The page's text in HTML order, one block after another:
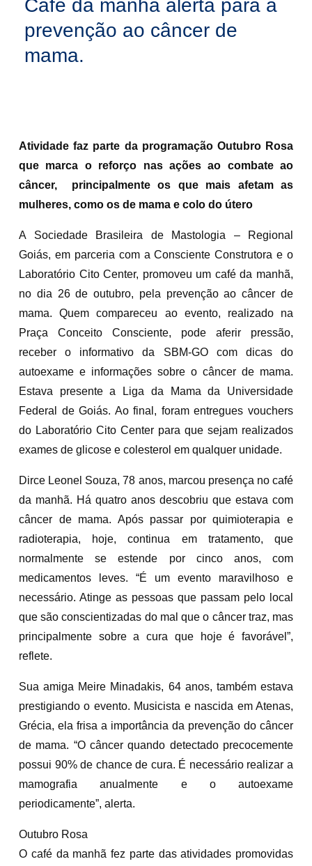
Café da manhã alerta para a
prevenção ao câncer de
mama.
Atividade faz parte da programação Outubro Rosa
que marca o reforço nas ações ao combate ao
câncer, principalmente os que mais afetam as
mulheres, como os de mama e colo do útero
A Sociedade Brasileira de Mastologia – Regional
Goiás, em parceria com a Consciente Construtora e o
Laboratório Cito Center, promoveu um café da manhã,
no dia 26 de outubro, pela prevenção ao câncer de
mama. Quem compareceu ao evento, realizado na
Praça Conceito Consciente, pode aferir pressão,
receber o informativo da SBM-GO com dicas do
autoexame e informações sobre o câncer de mama.
Estava presente a Liga da Mama da Universidade
Federal de Goiás. Ao final, foram entregues vouchers
do Laboratório Cito Center para que sejam realizados
exames de glicose e colesterol em qualquer unidade.
Dirce Leonel Souza, 78 anos, marcou presença no café
da manhã. Há quatro anos descobriu que estava com
câncer de mama. Após passar por quimioterapia e
radioterapia, hoje, continua em tratamento, que
normalmente se estende por cinco anos, com
medicamentos leves. “É um evento maravilhoso e
necessário. Atinge as pessoas que passam pelo local
que são conscientizadas do mal que o câncer traz, mas
principalmente sobre a cura que hoje é favorável”,
reflete.
Sua amiga Meire Minadakis, 64 anos, também estava
prestigiando o evento. Musicista e nascida em Atenas,
Grécia, ela frisa a importância da prevenção do câncer
de mama. “O câncer quando detectado precocemente
possui 90% de chance de cura. É necessário realizar a
mamografia anualmente e o autoexame
periodicamente”, alerta.
Outubro Rosa
O café da manhã fez parte das atividades promovidas